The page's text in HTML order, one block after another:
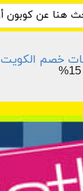
خصم الكويت